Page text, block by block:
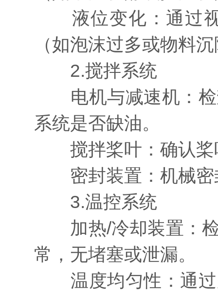
液位变化：通过视
（如泡沫过多或物料
2.搅拌系统
电机与减速机：检
系统是否缺油。
搅拌桨叶：确认桨
密封装置：机械密
3.温控系统
加热/冷却装置：检
常，无堵塞或泄漏。
温度均匀性：通过